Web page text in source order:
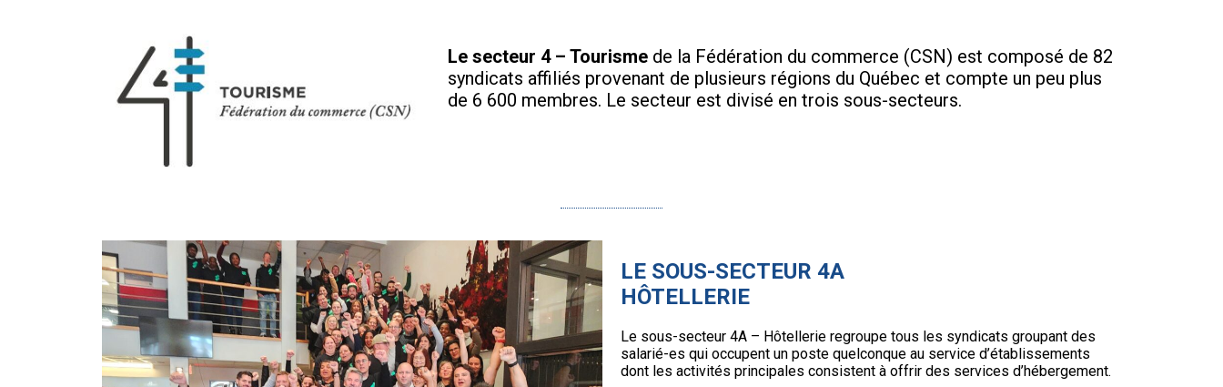
Le secteur 4 – Tourisme de la Fédération du commerce (CSN) est composé de 82
syndicats affiliés provenant de plusieurs régions du Québec et compte un peu plus
de 6 600 membres. Le secteur est divisé en trois sous-secteurs.
LE SOUS-SECTEUR 4A
HÔTELLERIE
Le sous-secteur 4A – Hôtellerie regroupe tous les syndicats groupant des
salarié-es qui occupent un poste quelconque au service d’établissements
dont les activités principales consistent à offrir des services d’hébergement.